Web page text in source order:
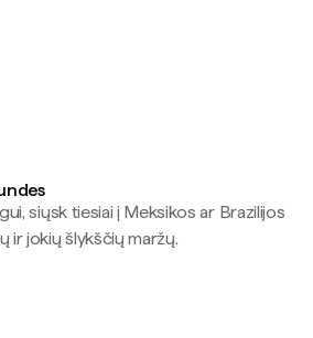
siųsk tiesiai į Meksikos ar Brazilijos
ir jokių šlykščių maržų.